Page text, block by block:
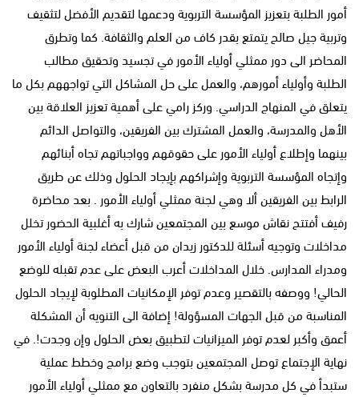
أمور الطلبة بتعزيز المؤسسة التربوية ودعمها لتقديم الأفضل لتثقيف
وتربية جيل صالح يتمتع بقدر كاف من العلم والثقافة. كما وتطرق
المحاضر الى دور ممثلي أولياء الأمور في تجسيد وتحقيق مطالب
الطلبة وأولياء أمورهم، والعمل على حل المشاكل التي تواجههم بكل ما
يتعلق في المنهاج الدراسي. وركز رامي على أهمية تعزيز العلاقة بين
الأهل والمدرسة، والعمل المشترك بين الفريقين، والتواصل الدائم
بينهما وإطلاع أولياء الأمور على حقوقهم وواجباتهم تجاه أبنائهم
وإتجاه المؤسسة التربوية وإشراكهم بإيجاد الحلول وذلك عن طريق
الرابط بين الفريقين ألا وهي لجنة ممثلي أولياء الأمور . بعد محاضرة
رفيف أفتتح نقاش موسع بين المجتمعين شارك به أغلبية الحضور تخلل
مداخلات وتوجيه أسئلة للدكتور زيدان من قبل أعضاء لجنة أولياء الأمور
ومدراء المدارس. خلال المداخلات أعرب البعض على عدم تقبله للوضع
الحالي! ووصفه بالتقصير وعدم توفر الإمكانيات المطلوبة لإيجاد الحلول
المناسبة من قبل الجهات المسؤولة! إضافة الى التنويه أن المشكلة
أعمق وأكبر لعدم توفر الميزانيات لتطبيق بعض الحلول وإن وجدت!. في
نهاية الإجتماع توصل المجتمعين بتوجب وضع برامج وخطط عملية
ستبدأ في كل مدرسة بشكل منفرد بالتعاون مع ممثلي أولياء الأمور